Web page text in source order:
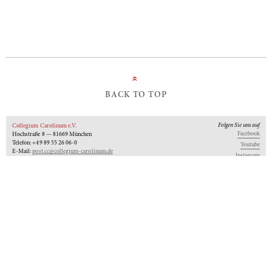
»
BACK TO TOP
Collegium Carolinum e.V.
Hochstraße 8 — 81669 München
Telefon: +49 89 55 26 06-0
E-Mail:post.cc@collegium-carolinum.de
Folgen Sie uns auf
Facebook
Youtube
Instagram